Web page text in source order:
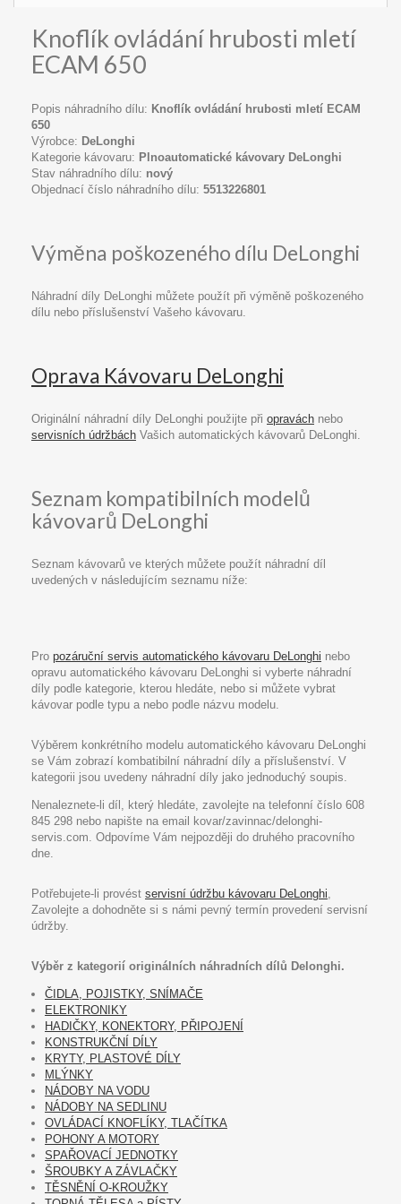
Knoflík ovládání hrubosti mletí
ECAM 650
Popis náhradního dílu: Knoflík ovládání hrubosti mletí ECAM
650
Výrobce: DeLonghi
Kategorie kávovaru: Plnoautomatické kávovary DeLonghi
Stav náhradního dílu: nový
Objednací číslo náhradního dílu: 5513226801
Výměna poškozeného dílu DeLonghi
Náhradní díly DeLonghi můžete použít při výměně poškozeného
dílu nebo příslušenství Vašeho kávovaru.
Oprava Kávovaru DeLonghi
Originální náhradní díly DeLonghi použijte při opravách nebo
servisních údržbách Vašich automatických kávovarů DeLonghi.
Seznam kompatibilních modelů
kávovarů DeLonghi
Seznam kávovarů ve kterých můžete použít náhradní díl
uvedených v následujícím seznamu níže:
Pro pozáruční servis automatického kávovaru DeLonghi nebo
opravu automatického kávovaru DeLonghi si vyberte náhradní
díly podle kategorie, kterou hledáte, nebo si můžete vybrat
kávovar podle typu a nebo podle názvu modelu.
Výběrem konkrétního modelu automatického kávovaru DeLonghi
se Vám zobrazí kombatibilní náhradní díly a příslušenství. V
kategorii jsou uvedeny náhradní díly jako jednoduchý soupis.
Nenaleznete-li díl, který hledáte, zavolejte na telefonní číslo 608
845 298 nebo napište na email kovar/zavinnac/delonghi-
servis.com. Odpovíme Vám nejpozději do druhého pracovního
dne.
Potřebujete-li provést servisní údržbu kávovaru DeLonghi,
Zavolejte a dohodněte si s námi pevný termín provedení servisní
údržby.
Výběr z kategorií originálních náhradních dílů Delonghi.
ČIDLA, POJISTKY, SNÍMAČE
ELEKTRONIKY
HADIČKY, KONEKTORY, PŘIPOJENÍ
KONSTRUKČNÍ DÍLY
KRYTY, PLASTOVÉ DÍLY
MLÝNKY
NÁDOBY NA VODU
NÁDOBY NA SEDLINU
OVLÁDACÍ KNOFLÍKY, TLAČÍTKA
POHONY A MOTORY
SPAŘOVACÍ JEDNOTKY
ŠROUBKY A ZÁVLAČKY
TĚSNĚNÍ O-KROUŽKY